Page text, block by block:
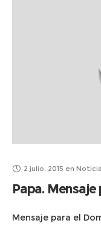
2 julio, 2015 en
Papa.
Mensaje para el